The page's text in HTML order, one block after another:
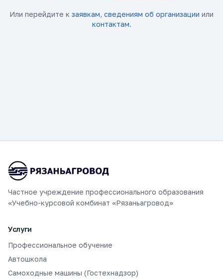
Или перейдите к заявкам, сведениям об организации или
контактам.
Частное учреждение профессионального образования
«Учебно-курсовой комбинат «Рязаньагровод»
Услуги
Профессиональное обучение
Автошкола
Самоходные машины (Гостехнадзор)